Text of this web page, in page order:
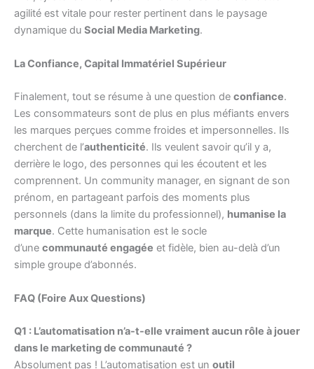
agilité est vitale pour rester pertinent dans le paysage
dynamique du Social Media Marketing.
La Confiance, Capital Immatériel Supérieur
Finalement, tout se résume à une question de confiance.
Les consommateurs sont de plus en plus méfiants envers
les marques perçues comme froides et impersonnelles. Ils
cherchent de l’authenticité. Ils veulent savoir qu’il y a,
derrière le logo, des personnes qui les écoutent et les
comprennent. Un community manager, en signant de son
prénom, en partageant parfois des moments plus
personnels (dans la limite du professionnel), humanise la
marque. Cette humanisation est le socle
d’une communauté engagée et fidèle, bien au-delà d’un
simple groupe d’abonnés.
FAQ (Foire Aux Questions)
Q1 : L’automatisation n’a-t-elle vraiment aucun rôle à jouer
dans le marketing de communauté ?
Absolument pas ! L’automatisation est un outil